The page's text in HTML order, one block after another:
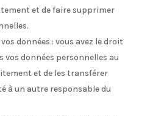
et de faire supprimer
données : vous avez le droit
vos données personnelles au
et de les transférer
à un autre responsable du